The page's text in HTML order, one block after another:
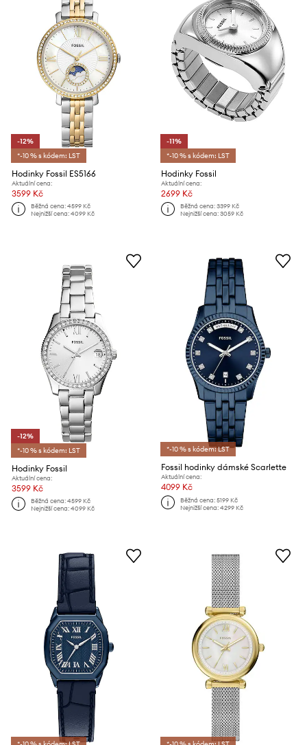
-12%
*-10 % s kódem: LST
Hodinky Fossil ES5166
Aktuální cena:
3599 Kč
Běžná cena:4599 Kč
Nejnižší cena:4099 Kč
-11%
*-10 % s kódem: LST
Hodinky Fossil
Aktuální cena:
2699 Kč
Běžná cena:3399 Kč
Nejnižší cena:3059 Kč
-12%
*-10 % s kódem: LST
Hodinky Fossil
Aktuální cena:
3599 Kč
Běžná cena:4599 Kč
Nejnižší cena:4099 Kč
*-10 % s kódem: LST
Fossil hodinky dámské Scarlette
Aktuální cena:
4099 Kč
Běžná cena:5199 Kč
Nejnižší cena:4299 Kč